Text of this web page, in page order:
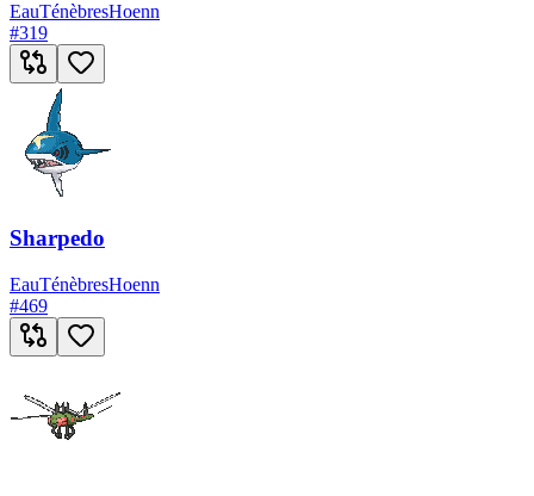
EauTénèbresHoenn
#319
Sharpedo
EauTénèbresHoenn
#469